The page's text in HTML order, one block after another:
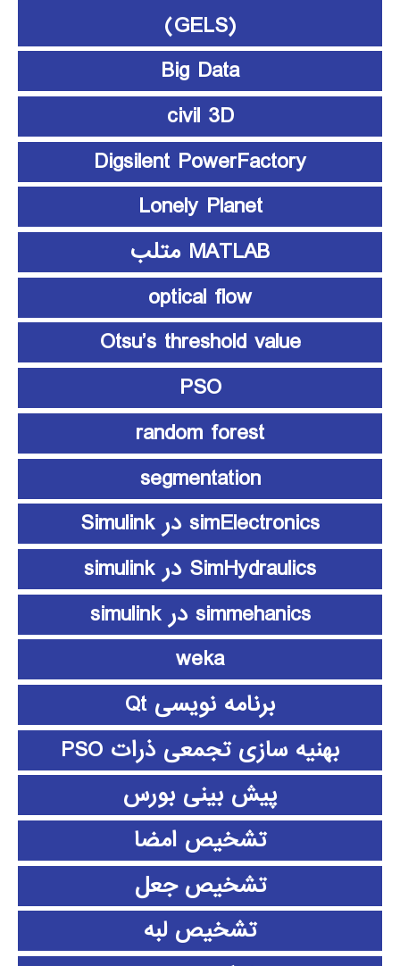
(GELS)
Big Data
civil 3D
Digsilent PowerFactory
Lonely Planet
MATLAB متلب
optical flow
Otsu’s threshold value
PSO
random forest
segmentation
simElectronics در Simulink
SimHydraulics در simulink
simmehanics در simulink
weka
برنامه نویسی Qt
بهنیه سازی تجمعی ذرات PSO
پیش بینی بورس
تشخیص امضا
تشخیص جعل
تشخیص لبه